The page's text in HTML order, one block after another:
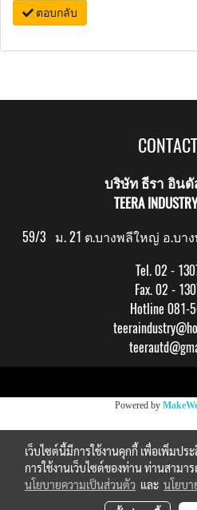
ตอบกลับ
บริษัท ธีรา อิน
TEERA
59/3 ม. 21 ต.บางพลีใหญ่ อ.บา
Tel. 02 -
Fax. 02 -
Hotline 081-
Powered by
เว็บไซต์นี้มีการใช้งานคุกกี้ เพื่อเพิ่มป
การใช้งานเว็บไซต์ของท่าน ท่านสามา
นโยบายความเป็นส่วนตัว และ นโยบา